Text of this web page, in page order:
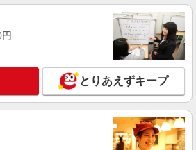
詳細を見る
の店舗スタッフ（接客・調理・清掃な
城県仙台市泉区松森字陣ヶ原5-1
とりあえずキープ